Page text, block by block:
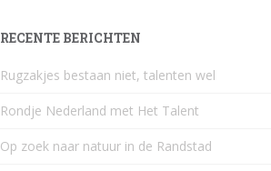
RECENTE BERICHTEN
Rugzakjes bestaan niet, talenten wel
Rondje Nederland met Het Talent
Op zoek naar natuur in de Randstad